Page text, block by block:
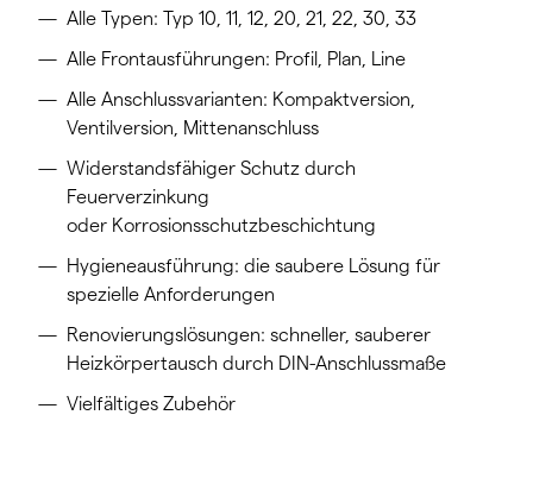
Alle Typen: Typ 10, 11, 12, 20, 21, 22, 30, 33
Alle Frontausführungen: Profil, Plan, Line
Alle Anschlussvarianten: Kompaktversion,
Ventilversion, Mittenanschluss
Widerstandsfähiger Schutz durch
Feuerverzinkung
oder Korrosionsschutzbeschichtung
Hygieneausführung: die saubere Lösung für
spezielle Anforderungen
Renovierungslösungen: schneller, sauberer
Heizkörpertausch durch DIN-Anschlussmaße
Vielfältiges Zubehör